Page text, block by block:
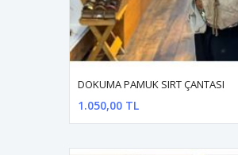
DOKUMA PAMUK SIRT ÇANTASI
1.050,00 TL